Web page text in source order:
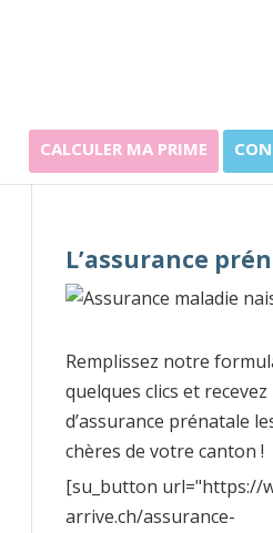
CALCULER MA PRIME
L’assurance
Remplissez notre
quelques clics et
d’assurance prénatale
chères de votre canton !
[su_button url="https://
arrive.ch/assurance-